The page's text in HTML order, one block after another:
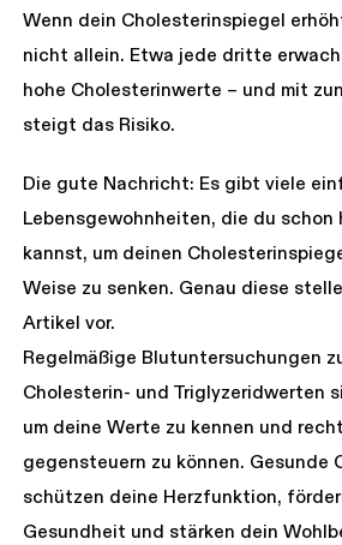
Wenn dein Cholesterinspiegel
nicht allein. Etwa jede dritte
hohe Cholesterinwerte – und mit
steigt das Risiko.
Die gute Nachricht: Es gibt viele
Lebensgewohnheiten, die du schon
kannst, um deinen
Weise zu senken. Genau diese
Artikel vor.
Regelmäßige Blutuntersuchungen
Cholesterin- und Triglyzeridwerten
um deine Werte zu kennen und
gegensteuern zu können. Gesunde
schützen deine Herzfunktion,
Gesundheit und stärken dein